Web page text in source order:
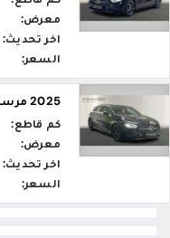
معرض:
اخر تحديث:
السعر:
2025 مرسيدس بنز الفئه A 200 Hatchback
كم قاطع:
معرض:
اخر تحديث:
السعر: